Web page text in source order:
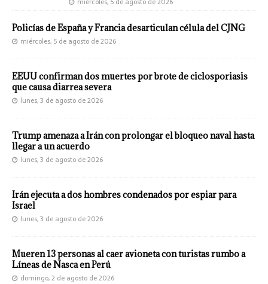
Policías de España y Francia desarticulan célula del CJNG
miércoles, 5 de agosto de 2026
EEUU confirman dos muertes por brote de ciclosporiasis
que causa diarrea severa
lunes, 3 de agosto de 2026
Trump amenaza a Irán con prolongar el bloqueo naval hasta
llegar a un acuerdo
lunes, 3 de agosto de 2026
Irán ejecuta a dos hombres condenados por espiar para
Israel
lunes, 3 de agosto de 2026
Mueren 13 personas al caer avioneta con turistas rumbo a
Líneas de Nasca en Perú
domingo, 2 de agosto de 2026